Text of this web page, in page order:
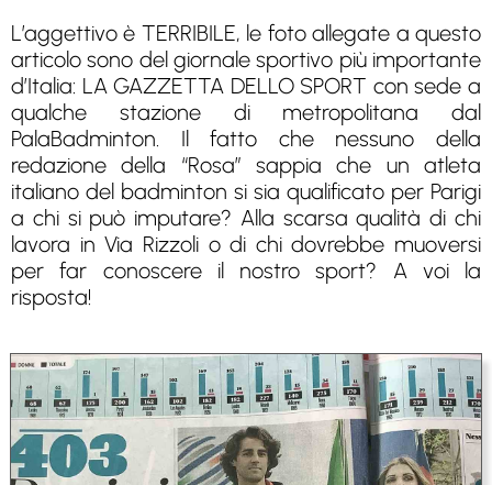
L’aggettivo è TERRIBILE, le foto allegate a questo
articolo sono del giornale sportivo più importante
d’Italia: LA GAZZETTA DELLO SPORT con sede a
qualche stazione di metropolitana dal
PalaBadminton. Il fatto che nessuno della
redazione della “Rosa” sappia che un atleta
italiano del badminton si sia qualificato per Parigi
a chi si può imputare? Alla scarsa qualità di chi
lavora in Via Rizzoli o di chi dovrebbe muoversi
per far conoscere il nostro sport? A voi la
risposta!